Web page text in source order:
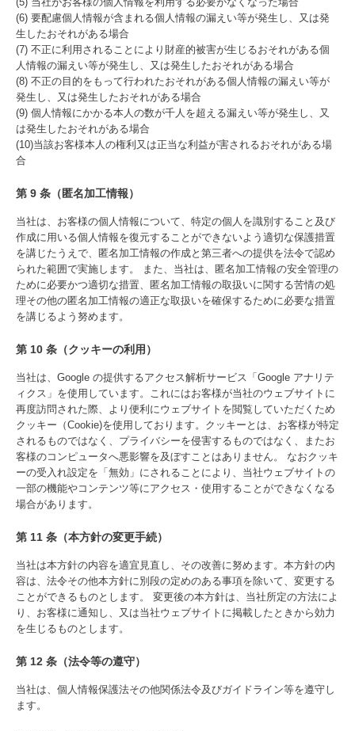
(6) 要配慮個人情報が含まれる個人情報の漏えい等が発生し、又は発
生したおそれがある場合
(7) 不正に利用されることにより財産的被害が生じるおそれがある個
人情報の漏えい等が発生し、又は発生したおそれがある場合
(8) 不正の目的をもって行われたおそれがある個人情報の漏えい等が
発生し、又は発生したおそれがある場合
(9) 個人情報にかかる本人の数が千人を超える漏えい等が発生し、又
は発生したおそれがある場合
(10)当該お客様本人の権利又は正当な利益が害されるおそれがある場
合
第 9 条（匿名加工情報）
当社は、お客様の個人情報について、特定の個人を識別すること及び
作成に用いる個人情報を復元することができないよう適切な保護措置
を講じたうえで、匿名加工情報の作成と第三者への提供を法令で認め
られた範囲で実施します。 また、当社は、匿名加工情報の安全管理の
ために必要かつ適切な措置、匿名加工情報の取扱いに関する苦情の処
理その他の匿名加工情報の適正な取扱いを確保するために必要な措置
を講じるよう努めます。
第 10 条（クッキーの利用）
当社は、Google の提供するアクセス解析サービス「Google アナリテ
ィクス」を使用しています。これにはお客様が当社のウェブサイトに
再度訪問された際、より便利にウェブサイトを閲覧していただくため
クッキー（Cookie)を使用しております。クッキーとは、お客様が特定
されるものではなく、プライバシーを侵害するものではなく、またお
客様のコンピュータへ悪影響を及ぼすことはありません。 なおクッキ
ーの受入れ設定を「無効」にされることにより、当社ウェブサイトの
一部の機能やコンテンツ等にアクセス・使用することができなくなる
場合があります。
第 11 条（本方針の変更手続）
当社は本方針の内容を適宜見直し、その改善に努めます。本方針の内
容は、法令その他本方針に別段の定めのある事項を除いて、変更する
ことができるものとします。 変更後の本方針は、当社所定の方法によ
り、お客様に通知し、又は当社ウェブサイトに掲載したときから効力
を生じるものとします。
第 12 条（法令等の遵守）
当社は、個人情報保護法その他関係法令及びガイドライン等を遵守し
ます。